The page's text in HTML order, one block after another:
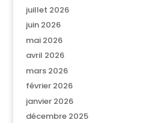
juillet 2026
juin 2026
mai 2026
avril 2026
mars 2026
février 2026
janvier 2026
décembre 2025